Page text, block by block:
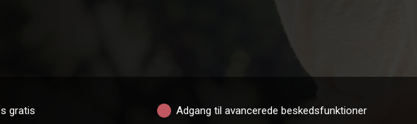
gratis Adgang til avancerede beskedsfunktioner